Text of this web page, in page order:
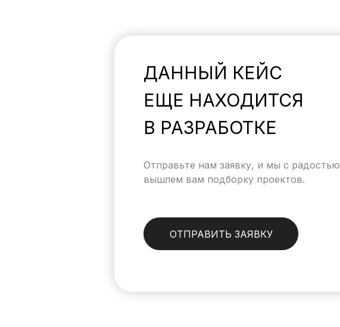
ДАННЫЙ КЕЙС
ЕЩЕ НАХОДИТСЯ
В РАЗРАБОТКЕ
Отправьте нам заявку, и мы с радостью
вышлем вам подборку проектов.
ОТПРАВИТЬ ЗАЯВКУ